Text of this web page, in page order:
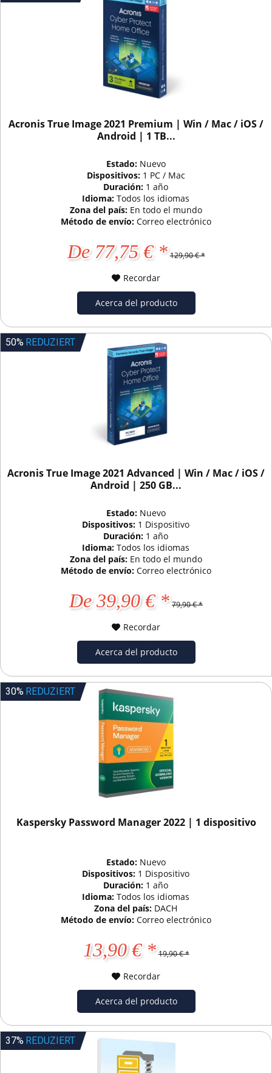
Acronis True Image 2021 Premium | Win / Mac / iOS /
Android | 1 TB...
Estado: Nuevo
Dispositivos: 1 PC / Mac
Duración: 1 año
Idioma:Todos los idiomas
Zona del país: En todo el mundo
Método de envío: Correo electrónico
De 77,75 € * 129,90 € *
Recordar
Acerca del producto
50% REDUZIERT
Acronis True Image 2021 Advanced | Win / Mac / iOS /
Android | 250 GB...
Estado: Nuevo
Dispositivos: 1 Dispositivo
Duración: 1 año
Idioma:Todos los idiomas
Zona del país: En todo el mundo
Método de envío: Correo electrónico
De 39,90 € * 79,90 € *
Recordar
Acerca del producto
30% REDUZIERT
Kaspersky Password Manager 2022 | 1 dispositivo
Estado: Nuevo
Dispositivos: 1 Dispositivo
Duración: 1 año
Idioma:Todos los idiomas
Zona del país: DACH
Método de envío: Correo electrónico
13,90 € * 19,90 € *
Recordar
Acerca del producto
37% REDUZIERT